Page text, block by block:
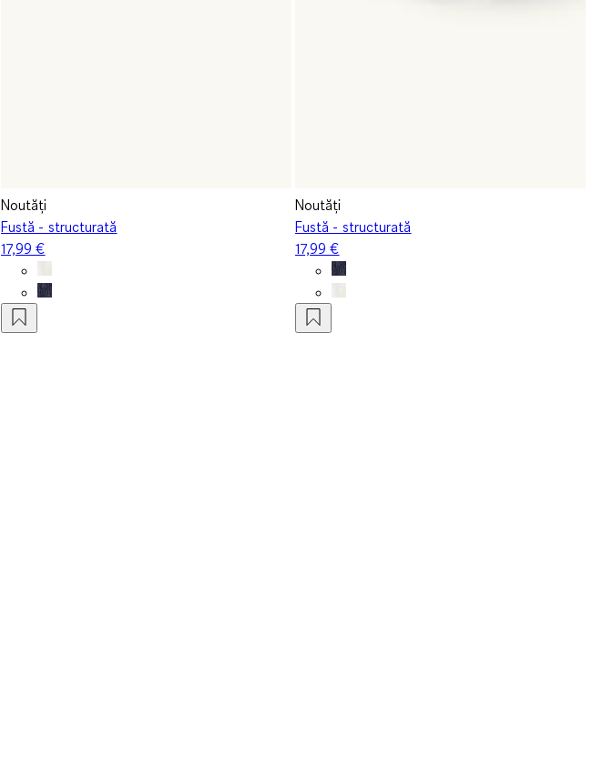
Noutăți
Fustă - structurată
17,99 €
Noutăți
Fustă - structurată
17,99 €